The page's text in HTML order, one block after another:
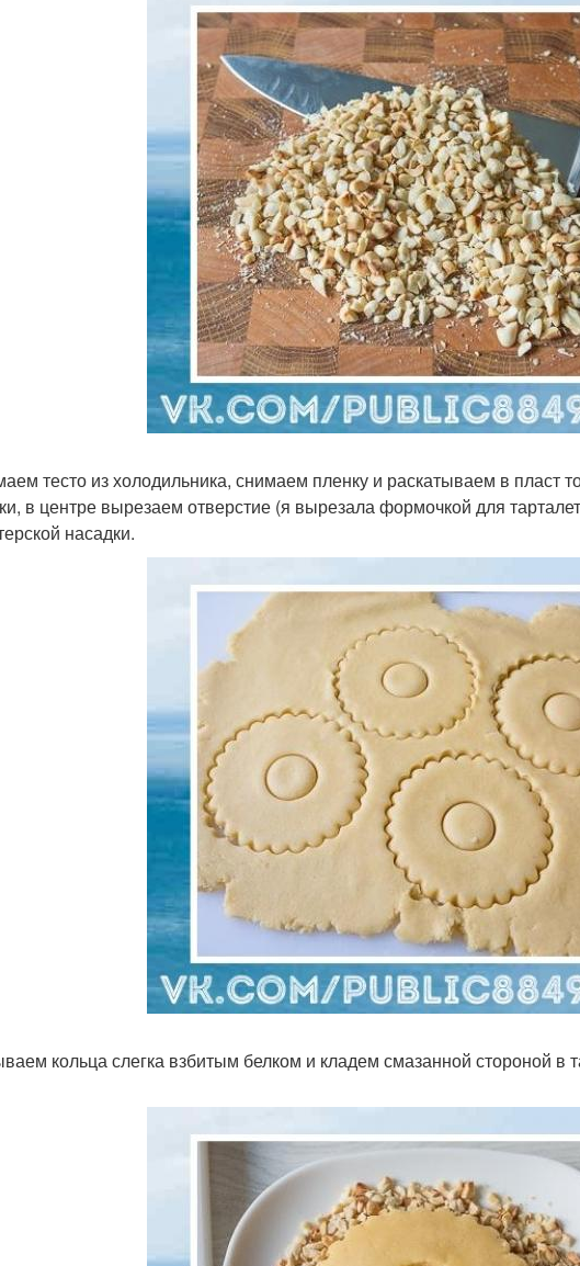
тесто из холодильника, снимаем пленку и раскатываем в
в центре вырезаем отверстие (я вырезала формочкой для
насадки.
кольца слегка взбитым белком и кладем смазанной стороной в